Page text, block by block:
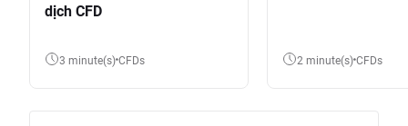
dịch CFD
3 minute(s) CFDs 2 minute(s) CFDs